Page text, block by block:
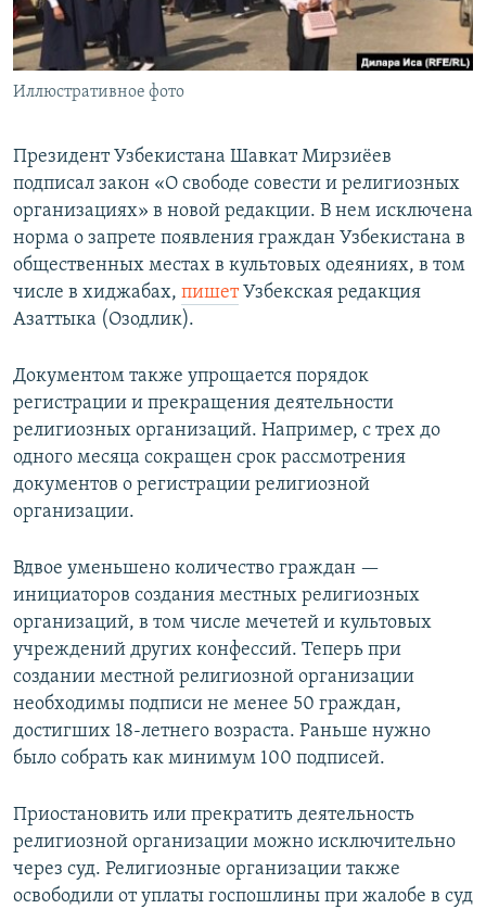
Иллюстративное фото
Президент Узбекистана Шавкат Мирзиёев
подписал закон «О свободе совести и религиозных
организациях» в новой редакции. В нем исключена
норма о запрете появления граждан Узбекистана в
общественных местах в культовых одеяниях, в том
числе в хиджабах, пишетУзбекская редакция
Азаттыка (Озодлик).
Документом также упрощается порядок
регистрации и прекращения деятельности
религиозных организаций. Например, с трех до
одного месяца сокращен срок рассмотрения
документов о регистрации религиозной
организации.
Вдвое уменьшено количество граждан —
инициаторов создания местных религиозных
организаций, в том числе мечетей и культовых
учреждений других конфессий. Теперь при
создании местной религиозной организации
необходимы подписи не менее 50 граждан,
достигших 18-летнего возраста. Раньше нужно
было собрать как минимум 100 подписей.
Приостановить или прекратить деятельность
религиозной организации можно исключительно
через суд. Религиозные организации также
освободили от уплаты госпошлины при жалобе в суд